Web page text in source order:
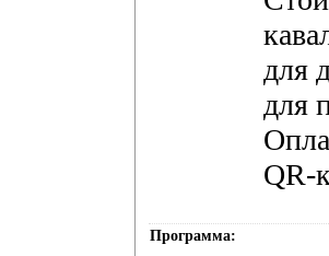
для
для
QR-
Программа: